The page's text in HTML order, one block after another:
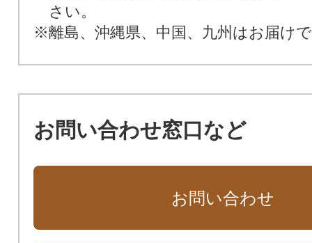
さい。
※離島、沖縄県、中国、九州はお届け
お問い合わせ窓口など
お問い合わせ